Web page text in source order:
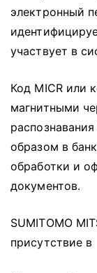
электронный
участвует в
Код MICR или
магнитными
образом в
обработки и
документов.
SUMITOMO
присутствие в